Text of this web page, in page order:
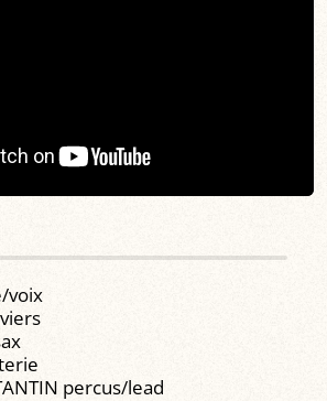
voix
percus/lead